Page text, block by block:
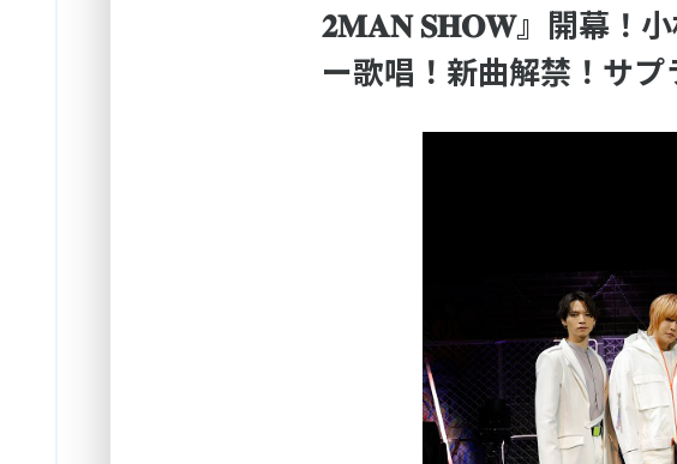
𝟐𝐌𝐀𝐍 𝐒𝐇𝐎𝐖』開幕！小
ー歌唱！新曲解禁！サ